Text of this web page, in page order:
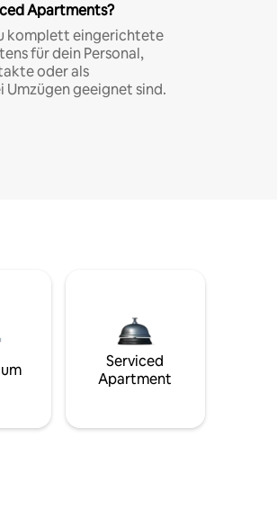
Apartments?
komplett eingerichtete
für dein Personal,
oder als
Umzügen geeignet sind.
Serviced
Apartment